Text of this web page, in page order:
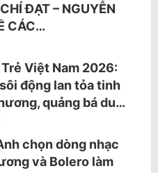
ĐẠT – NGUYỄN
CÁC…
Việt Nam 2026:
động lan tỏa tinh
quảng bá du…
chọn dòng nhạc
và Bolero làm